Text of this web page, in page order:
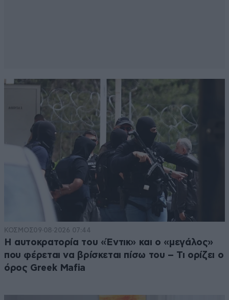
ΚΟΣΜΟΣ09·08·2026 07:44
Η αυτοκρατορία του «Έντικ» και ο «μεγάλος»
που φέρεται να βρίσκεται πίσω του – Τι ορίζει ο
όρος Greek Mafia